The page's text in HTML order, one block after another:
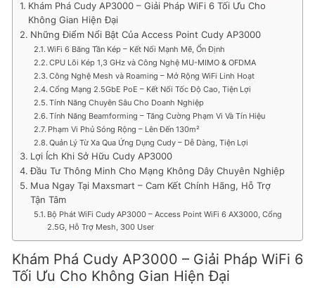
Khám Phá Cudy AP3000 – Giải Pháp WiFi 6 Tối Ưu Cho
Không Gian Hiện Đại
Những Điểm Nổi Bật Của Access Point Cudy AP3000
WiFi 6 Băng Tần Kép – Kết Nối Mạnh Mẽ, Ổn Định
CPU Lõi Kép 1,3 GHz và Công Nghệ MU-MIMO & OFDMA
Công Nghệ Mesh và Roaming – Mở Rộng WiFi Linh Hoạt
Cổng Mạng 2.5GbE PoE – Kết Nối Tốc Độ Cao, Tiện Lợi
Tính Năng Chuyên Sâu Cho Doanh Nghiệp
Tính Năng Beamforming – Tăng Cường Phạm Vi Và Tín Hiệu
Phạm Vi Phủ Sóng Rộng – Lên Đến 130m²
Quản Lý Từ Xa Qua Ứng Dụng Cudy – Dễ Dàng, Tiện Lợi
Lợi Ích Khi Sở Hữu Cudy AP3000
Đầu Tư Thông Minh Cho Mạng Không Dây Chuyên Nghiệp
Mua Ngay Tại Maxsmart – Cam Kết Chính Hãng, Hỗ Trợ
Tận Tâm
Bộ Phát WiFi Cudy AP3000 – Access Point WiFi 6 AX3000, Cổng
2.5G, Hỗ Trợ Mesh, 300 User
Khám Phá Cudy AP3000 – Giải Pháp WiFi 6
Tối Ưu Cho Không Gian Hiện Đại